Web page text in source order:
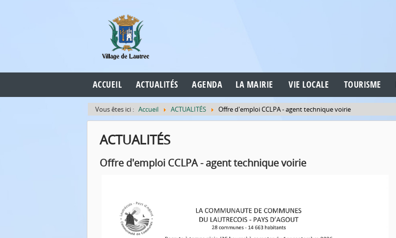
ACCUEIL ACTUALITÉS AGENDA LA MAIRIE VIE LOCALE TOURISME
Vous êtes ici : Accueil ACTUALITÉS Offre d'emploi CCLPA - agent technique voirie
ACTUALITÉS
Offre d'emploi CCLPA - agent technique voirie